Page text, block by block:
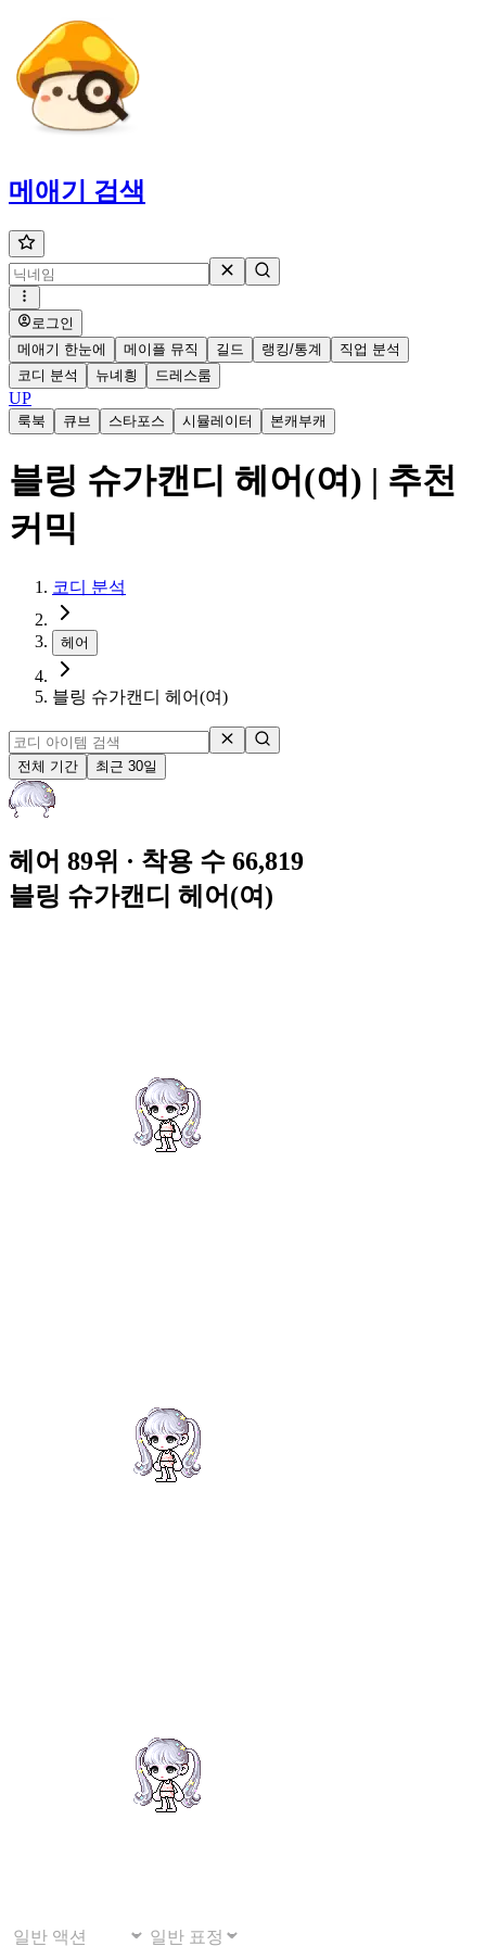
메애기 검색
로그인
메애기 한눈에
메이플 뮤직 길드 랭킹/통계
직업 분석
코디 분석
뉴녜힁 드레스룸
UP
룩북 큐브 스타포스 시뮬레이터 본캐부캐
블링 슈가캔디 헤어(여) | 추천
커믹
코디 분석
헤어
블링 슈가캔디 헤어(여)
전체 기간 최근 30일
헤어 89위 · 착용 수 66,819
블링 슈가캔디 헤어(여)